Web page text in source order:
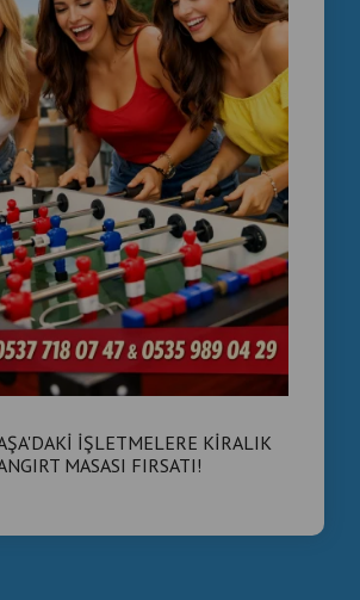
İŞLETMELERE KİRALIK
MASASI FIRSATI!